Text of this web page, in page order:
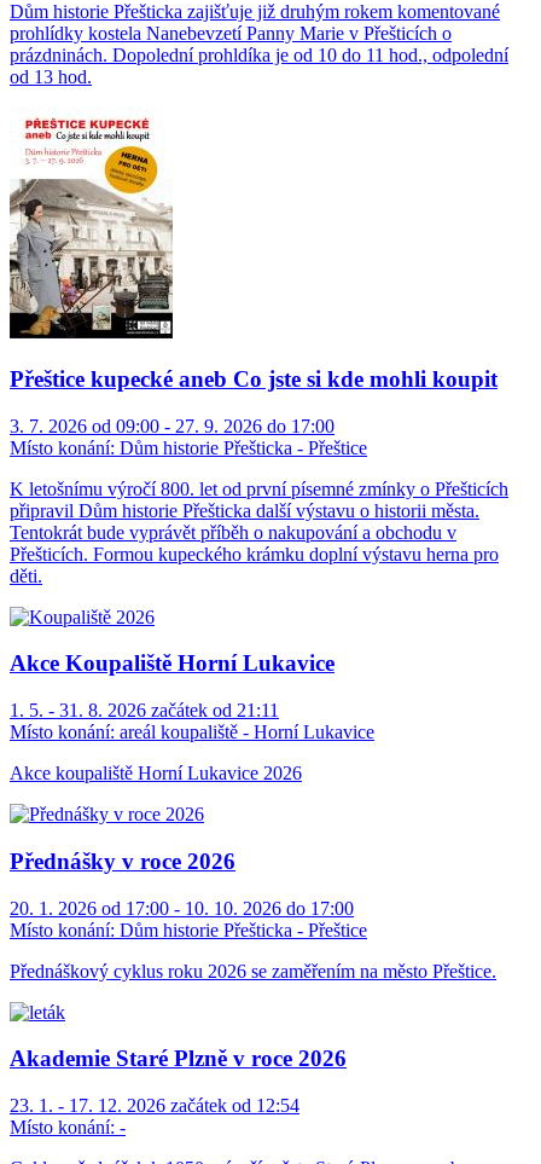
Dům historie Přešticka zajišťuje již druhým rokem komentované
prohlídky kostela Nanebevzetí Panny Marie v Přešticích o
prázdninách. Dopolední prohldíka je od 10 do 11 hod., odpolední
od 13 hod.
Přeštice kupecké aneb Co jste si kde mohli koupit
3. 7. 2026 od 09:00 - 27. 9. 2026 do 17:00
Místo konání: Dům historie Přešticka - Přeštice
K letošnímu výročí 800. let od první písemné zmínky o Přešticích
připravil Dům historie Přešticka další výstavu o historii města.
Tentokrát bude vyprávět příběh o nakupování a obchodu v
Přešticích. Formou kupeckého krámku doplní výstavu herna pro
děti.
Akce Koupaliště Horní Lukavice
1. 5. - 31. 8. 2026 začátek od 21:11
Místo konání: areál koupaliště - Horní Lukavice
Akce koupaliště Horní Lukavice 2026
Přednášky v roce 2026
20. 1. 2026 od 17:00 - 10. 10. 2026 do 17:00
Místo konání: Dům historie Přešticka - Přeštice
Přednáškový cyklus roku 2026 se zaměřením na město Přeštice.
Akademie Staré Plzně v roce 2026
23. 1. - 17. 12. 2026 začátek od 12:54
Místo konání: -